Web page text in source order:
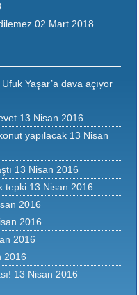
02 Mart 2018
Yaşar’a dava açıyor
13 Nisan 2016
yapılacak 13 Nisan
13 Nisan 2016
tepki 13 Nisan 2016
2016
2016
2016
2016
13 Nisan 2016